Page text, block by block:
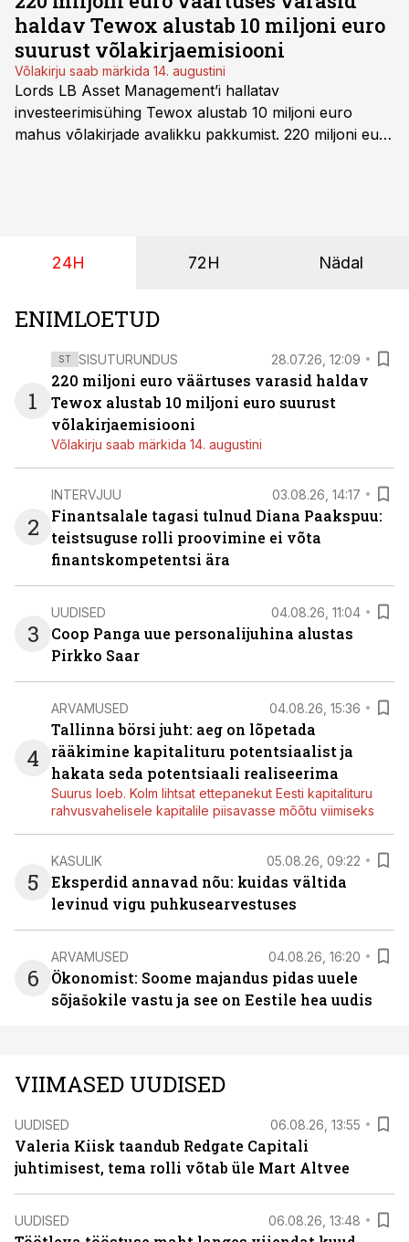
haldav Tewox alustab 10 miljoni euro
suurust võlakirjaemisiooni
Võlakirju saab märkida 14. augustini
Lords LB Asset Management’i hallatav
investeerimisühing Tewox alustab 10 miljoni euro
mahus võlakirjade avalikku pakkumist. 220 miljoni euro
24H 72H Nädal
ENIMLOETUD
1
ST SISUTURUNDUS 28.07.26, 12:09
220 miljoni euro väärtuses varasid haldav
Tewox alustab 10 miljoni euro suurust
võlakirjaemisiooni
Võlakirju saab märkida 14. augustini
2
INTERVJUU 03.08.26, 14:17
Finantsalale tagasi tulnud Diana Paakspuu:
teistsuguse rolli proovimine ei võta
finantskompetentsi ära
3
UUDISED 04.08.26, 11:04
Coop Panga uue personalijuhina alustas
Pirkko Saar
4
ARVAMUSED 04.08.26, 15:36
Tallinna börsi juht: aeg on lõpetada
rääkimine kapitalituru potentsiaalist ja
hakata seda potentsiaali realiseerima
Suurus loeb. Kolm lihtsat ettepanekut Eesti kapitalituru
rahvusvahelisele kapitalile piisavasse mõõtu viimiseks
5
KASULIK 05.08.26, 09:22
Eksperdid annavad nõu: kuidas vältida
levinud vigu puhkusearvestuses
6
ARVAMUSED 04.08.26, 16:20
Ökonomist: Soome majandus pidas uuele
sõjašokile vastu ja see on Eestile hea uudis
VIIMASED UUDISED
UUDISED 06.08.26, 13:55
Valeria Kiisk taandub Redgate Capitali
juhtimisest, tema rolli võtab üle Mart Altvee
UUDISED 06.08.26, 13:48